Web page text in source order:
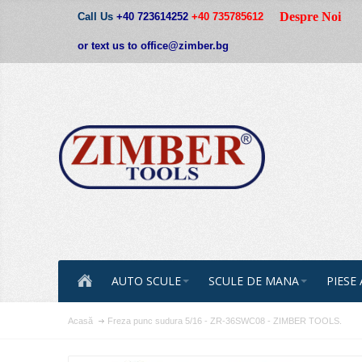
Call Us +40 723614252 +40 735785612
or text us to office@zimber.bg
Despre Noi
AUTO SCULE SCULE DE MANA
Acasă Freza punc sudura 5/16 - ZR-36SWC08 - ZIMBER TOOLS.